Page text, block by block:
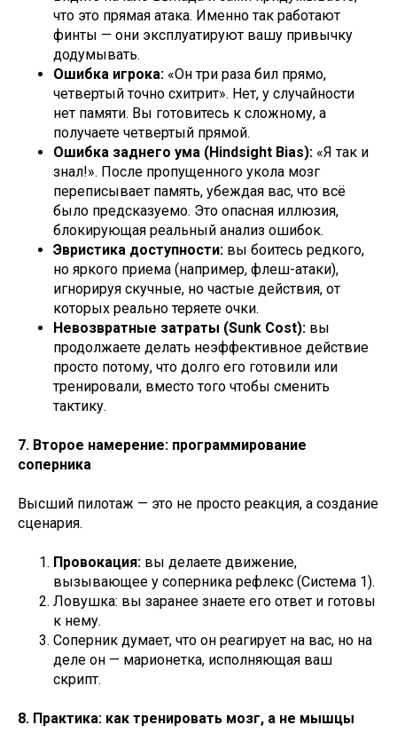
что это прямая атака. Именно так работают
финты — они эксплуатируют вашу привычку
додумывать.
Ошибка игрока: «Он три раза бил прямо,
четвертый точно схитрит». Нет, у случайности
нет памяти. Вы готовитесь к сложному, а
получаете четвертый прямой.
Ошибка заднего ума (Hindsight Bias): «Я так и
знал!». После пропущенного укола мозг
переписывает память, убеждая вас, что всё
было предсказуемо. Это опасная иллюзия,
блокирующая реальный анализ ошибок.
Эвристика доступности: вы боитесь редкого,
но яркого приема (например, флеш-атаки),
игнорируя скучные, но частые действия, от
которых реально теряете очки.
Невозвратные затраты (Sunk Cost): вы
продолжаете делать неэффективное действие
просто потому, что долго его готовили или
тренировали, вместо того чтобы сменить
тактику.
7. Второе намерение: программирование
соперника
Высший пилотаж — это не просто реакция, а создание
сценария.
Провокация: вы делаете движение,
вызывающее у соперника рефлекс (Система 1).
Ловушка: вы заранее знаете его ответ и готовы
к нему.
Соперник думает, что он реагирует на вас, но на
деле он — марионетка, исполняющая ваш
скрипт.
8. Практика: как тренировать мозг, а не мышцы